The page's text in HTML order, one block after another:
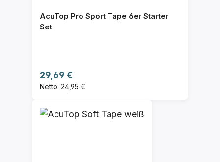
AcuTop Pro Sport Tape 6er Starter
Set
Regulärer Preis:
29,69 €
Netto: 24,95 €